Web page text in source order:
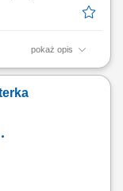
pokaż opis
pomoc